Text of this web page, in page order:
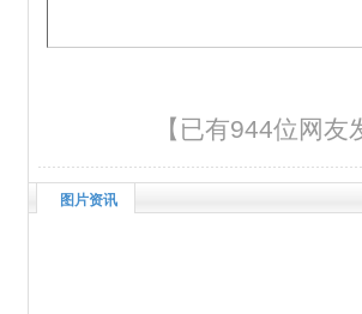
【已有944位网友
图片资讯